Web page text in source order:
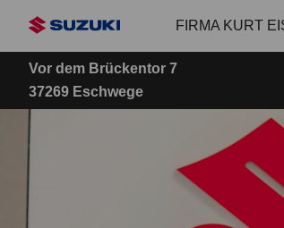
Hauptinhalt
FIRMA KURT
Vor dem Brückentor 7
37269 Eschwege